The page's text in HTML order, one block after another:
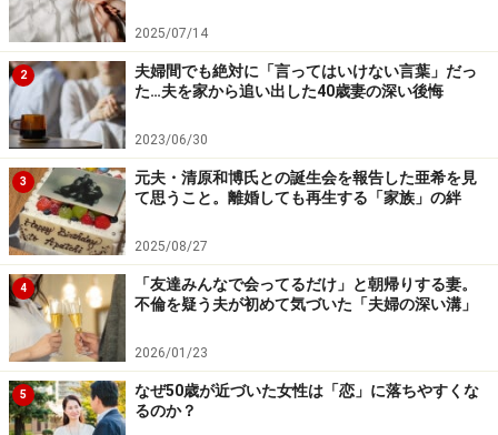
さすがに場はしんとしたが、義母はまったく悪いことを
言ったとは思っていないようだった。
夫とギスギスした1年
夫はそのことについて「なにもあんなふうに言わなくて
も」とチエさんを責めた。ふだんの生活について、夫に
大きな不満があったわけではないが、それ以降、夫との
関係が少しぎくしゃくしていった。
「コロナでの緊急事態宣言下で、ふたりとも自宅にいる
ことが多くなり、案外、日常生活でもギクシャクするこ
とは多いんだなと思うようなできごとが重なって。たい
2025/07/14
2
夫婦間でも絶対に「言ってはいけない言葉」だっ
た…夫を家から追い出した40歳妻の深い後悔
2023/06/30
3
元夫・清原和博氏との誕生会を報告した亜希を見
て思うこと。離婚しても再生する「家族」の絆
2025/08/27
4
「友達みんなで会ってるだけ」と朝帰りする妻。
不倫を疑う夫が初めて気づいた「夫婦の深い溝」
2026/01/23
5
なぜ50歳が近づいた女性は「恋」に落ちやすくな
るのか？